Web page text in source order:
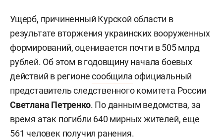
Ущерб, причиненный Курской области в
результате вторжения украинских вооруженных
формирований, оценивается почти в 505 млрд
рублей. Об этом в годовщину начала боевых
действий в регионесообщилаофициальный
представитель следственного комитета России
Светлана Петренко. По данным ведомства, за
время атак погибли 640 мирных жителей, еще
561 человек получил ранения.